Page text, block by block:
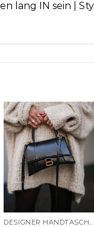
lang IN sein |
DESIGNER HANDTASCHEN